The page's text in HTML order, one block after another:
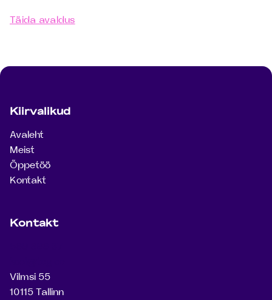
Täida avaldus
Kiirvalikud
Avaleht
Meist
Õppetöö
Kontakt
Kontakt
Vilmsi 55
10115 Tallinn